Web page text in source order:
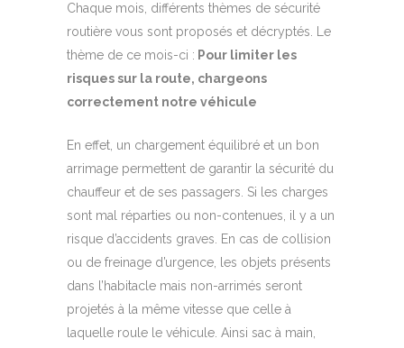
Chaque mois, différents thèmes de sécurité
routière vous sont proposés et décryptés. Le
thème de ce mois-ci : Pour limiter les
risques sur la route, chargeons
correctement notre véhicule
En effet, un chargement équilibré et un bon
arrimage permettent de garantir la sécurité du
chauffeur et de ses passagers. Si les charges
sont mal réparties ou non-contenues, il y a un
risque d’accidents graves. En cas de collision
ou de freinage d’urgence, les objets présents
dans l’habitacle mais non-arrimés seront
projetés à la même vitesse que celle à
laquelle roule le véhicule. Ainsi sac à main,